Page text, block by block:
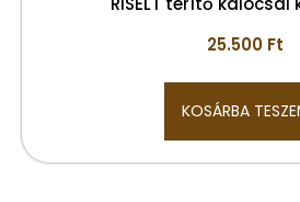
25.500 Ft
KOSÁRBA